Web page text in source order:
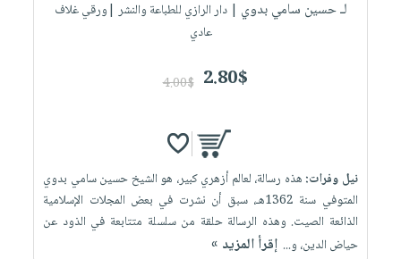
لـ حسين سامي بدوي | دار الرازي للطباعة والنشر |ورقي غلاف
عادي
2.80$
4.00$
نيل وفرات: هذه رسالة، لعالم أزهري كبير، هو الشيخ حسين سامي بدوي
المتوفي سنة 1362هـ، سبق أن نشرت في بعض المجلات الإسلامية
الذائعة الصيت. وهذه الرسالة حلقة من سلسلة متتابعة في الذود عن
حياض الدين، و... إقرأ المزيد »